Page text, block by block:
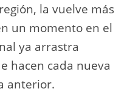
la vuelve más
un momento en el
ya arrastra
hacen cada nueva
anterior.